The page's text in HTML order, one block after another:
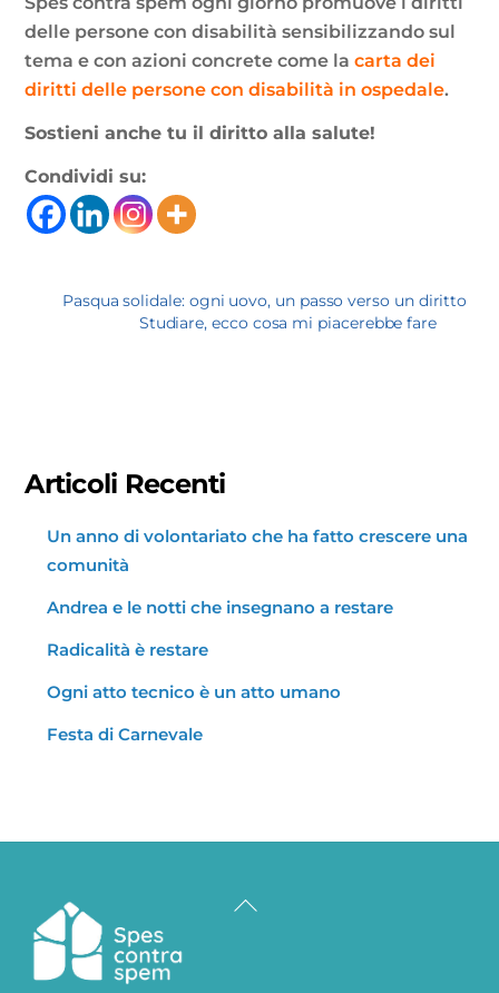
delle persone con disabilità sensibilizzando sul
tema e con azioni concrete come lacarta dei
diritti delle persone con disabilità in ospedale.
Sostieni anche tu il diritto alla salute!
Condividi su:
Pasqua solidale: ogni uovo, un passo verso un diritto
Studiare, ecco cosa mi piacerebbe fare
Articoli Recenti
Un anno di volontariato che ha fatto crescere una
comunità
Andrea e le notti che insegnano a restare
Radicalità è restare
Ogni atto tecnico è un atto umano
Festa di Carnevale
Back